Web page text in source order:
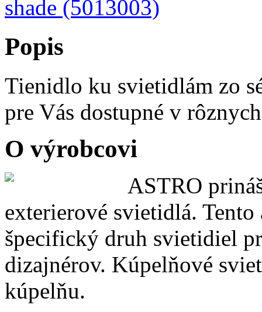
Popis
Tienidlo ku svietidlám zo
pre Vás dostupné v
O výrobcovi
ASTRO
exterierové svietidlá.
špecifický druh svietidiel
dizajnérov. Kúpelňové
kúpelňu.